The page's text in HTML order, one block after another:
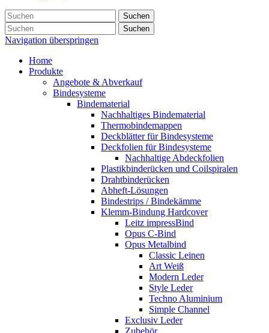
Suchen
Suchen
Navigation überspringen
Home
Produkte
Angebote & Abverkauf
Bindesysteme
Bindematerial
Nachhaltiges Bindematerial
Thermobindemappen
Deckblätter für Bindesysteme
Deckfolien für Bindesysteme
Nachhaltige Abdeckfolien
Plastikbinderücken und Coilspiralen
Drahtbinderücken
Abheft-Lösungen
Bindestrips / Bindekämme
Klemm-Bindung Hardcover
Leitz impressBind
Opus C-Bind
Opus Metalbind
Classic Leinen
Art Weiß
Modern Leder
Style Leder
Techno Aluminium
Simple Channel
Exclusiv Leder
Zubehör